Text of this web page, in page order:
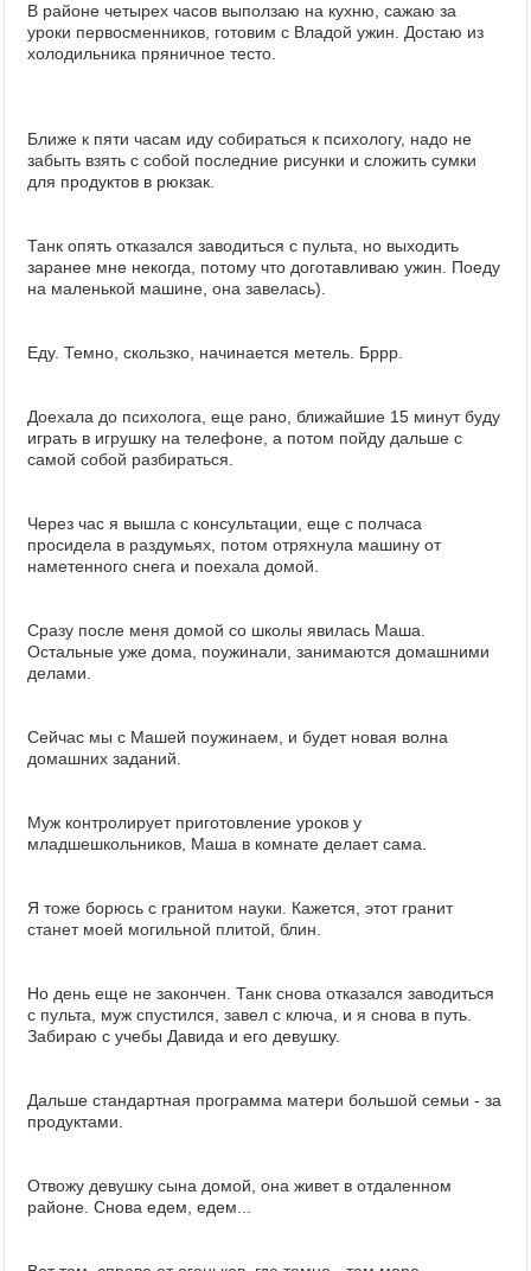
В районе четырех часов выползаю на кухню, сажаю за
уроки первосменников, готовим с Владой ужин. Достаю из
холодильника пряничное тесто.
Ближе к пяти часам иду собираться к психологу, надо не
забыть взять с собой последние рисунки и сложить сумки
для продуктов в рюкзак.
Танк опять отказался заводиться с пульта, но выходить
заранее мне некогда, потому что доготавливаю ужин. Поеду
на маленькой машине, она завелась).
Еду. Темно, скользко, начинается метель. Бррр.
Доехала до психолога, еще рано, ближайшие 15 минут буду
играть в игрушку на телефоне, а потом пойду дальше с
самой собой разбираться.
Через час я вышла с консультации, еще с полчаса
просидела в раздумьях, потом отряхнула машину от
наметенного снега и поехала домой.
Сразу после меня домой со школы явилась Маша.
Остальные уже дома, поужинали, занимаются домашними
делами.
Сейчас мы с Машей поужинаем, и будет новая волна
домашних заданий.
Муж контролирует приготовление уроков у
младшешкольников, Маша в комнате делает сама.
Я тоже борюсь с гранитом науки. Кажется, этот гранит
станет моей могильной плитой, блин.
Но день еще не закончен. Танк снова отказался заводиться
с пульта, муж спустился, завел с ключа, и я снова в путь.
Забираю с учебы Давида и его девушку.
Дальше стандартная программа матери большой семьи - за
продуктами.
Отвожу девушку сына домой, она живет в отдаленном
районе. Снова едем, едем...